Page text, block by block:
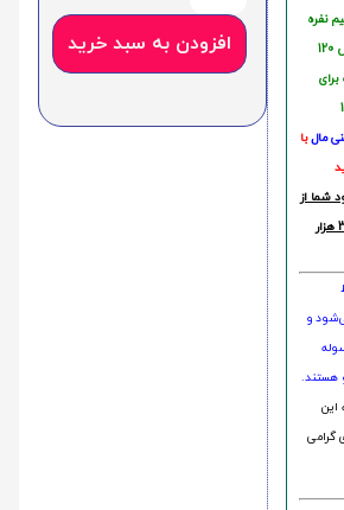
نفره
برای
مالبا
شما از
این خدمت 300 هزار
و
هستند.
این
گرامی
افزودن به سبد خرید